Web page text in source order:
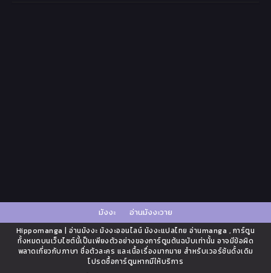
มังงะ อ่านมังงะวาย
Hippomanga | อ่านมังงะ มังงะออนไลน์ มังงะแปลไทย อ่านmanga , การ์ตูน
ทั้งหมดบนเว็บไซต์นี้เป็นเพียงตัวอย่างของการ์ตูนต้นฉบับเท่านั้น อาจมีข้อผิด
พลาดเกี่ยวกับภาษา ชื่อตัวละคร และเนื้อเรื่องมากมาย สำหรับเวอร์ชันดั้งเดิม
โปรดซื้อการ์ตูนหากมีให้บริการ